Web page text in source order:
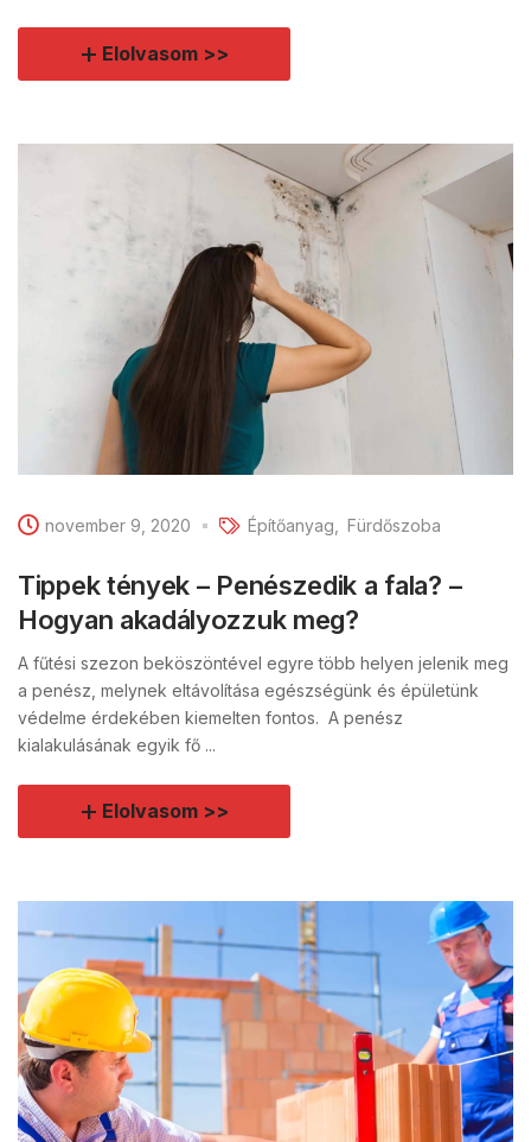
Elolvasom >>
november 9, 2020 Építőanyag Fürdőszoba
Tippek tények – Penészedik a fala? –
Hogyan akadályozzuk meg?
A fűtési szezon beköszöntével egyre több helyen jelenik meg
a penész, melynek eltávolítása egészségünk és épületünk
védelme érdekében kiemelten fontos. A penész
kialakulásának egyik fő ...
Elolvasom >>